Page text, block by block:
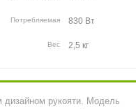
Потребляемая
Вес
дизайном рукояти. Модель